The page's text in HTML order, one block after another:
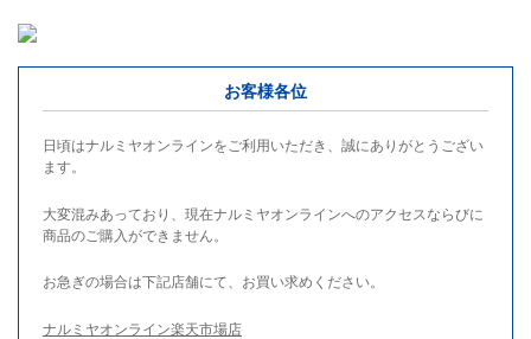
お客様各位
日頃はナルミヤオンラインをご利用いただき、誠にありがとうござい
ます。
大変混みあっており、現在ナルミヤオンラインへのアクセスならびに
商品のご購入ができません。
お急ぎの場合は下記店舗にて、お買い求めください。
ナルミヤオンライン楽天市場店